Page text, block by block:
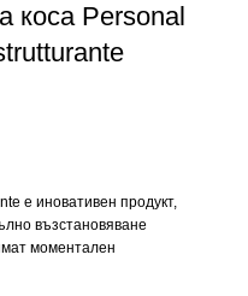
коса Personal
е иновативен продукт,
възстановяване
моментален